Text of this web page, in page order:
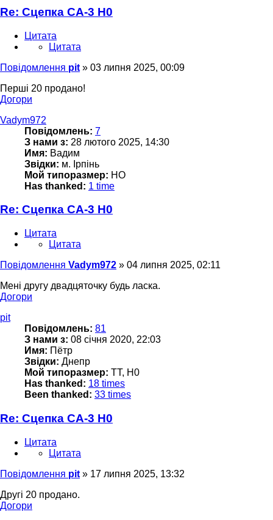
Re: Сцепка СА-3 H0
Цитата
Цитата
Повідомлення pit » 03 липня 2025, 00:09
Перші 20 продано!
Догори
Vadym972
Повідомлень: 7
З нами з: 28 лютого 2025, 14:30
Имя: Вадим
Звідки: м. Ірпінь
Мой типоразмер: HO
Has thanked: 1 time
Re: Сцепка СА-3 H0
Цитата
Цитата
Повідомлення Vadym972 » 04 липня 2025, 02:11
Мені другу двадцяточку будь ласка.
Догори
pit
Повідомлень: 81
З нами з: 08 січня 2020, 22:03
Имя: Пётр
Звідки: Днепр
Мой типоразмер: TT, H0
Has thanked: 18 times
Been thanked: 33 times
Re: Сцепка СА-3 H0
Цитата
Цитата
Повідомлення pit » 17 липня 2025, 13:32
Другі 20 продано.
Догори